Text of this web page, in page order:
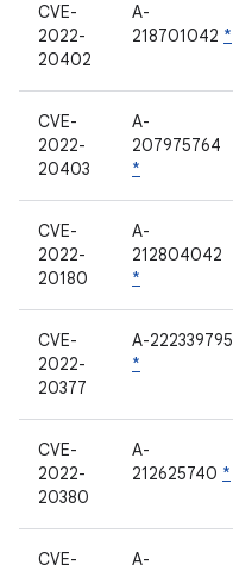
CVE-
2022-
20402
A-
218701042 *
CVE-
2022-
20403
A-
207975764
*
CVE-
2022-
20180
A-
212804042
*
CVE-
2022-
20377
A-222339795
*
CVE-
2022-
20380
A-
212625740 *
CVE-
A-